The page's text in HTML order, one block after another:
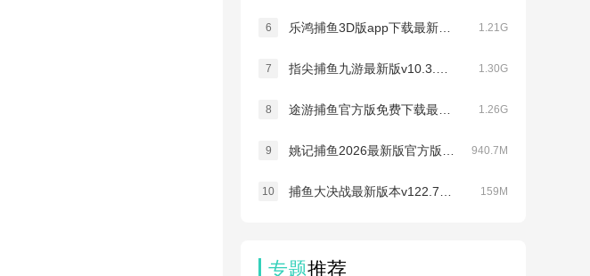
6 1.21G
7 1.30G
8 1.26G
9 940.7M
10 159M
专题推荐